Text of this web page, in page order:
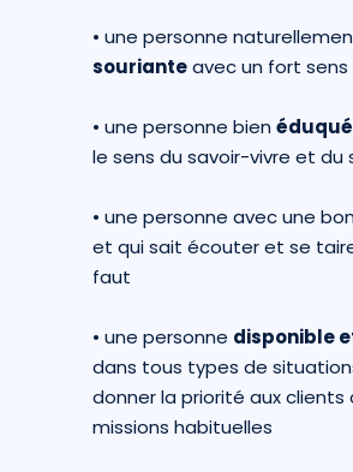
• une personne
sourianteavec un fort
• une personne bien
le sens du savoir-vivre et du
• une personne avec une
et qui sait écouter et se
faut
• une personne disponible
dans tous types de
donner la priorité aux clients
missions habituelles